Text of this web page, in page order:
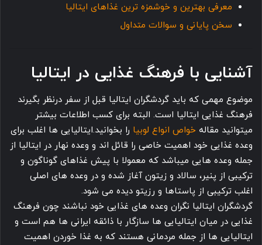
معرفی بهترین و خوشمزه ترین غذاهای ایتالیا
سخن پایانی و سوالات متداول
آشنایی با فرهنگ غذایی در ایتالیا
موضوع مهمی که باید گردشگران ایتالیا قبل از سفر درنظر بگیرند
فرهنگ غذایی ایتالیا است. البته برای کسب اطلاعات بیشتر
میتوانید مقاله خواص انواع لوبیا را بخوانید.ایتالیایی ها اغلب برای
وعده غذایی خود اهمیت خاصی را قائل اند و وعده نهار در ایتالیا از
جمله وعده هایی میباشد که معمولا با پیش غذاهای گوناگون و
ترکیبی از پنیر، سالاد و زیتون آغاز شده و در وعده های اصلی
اغلب ترکیبی از پاستاها و رزیتو دیده می شود.
گردشگران ایتالیا نگران وعده های غذایی خود نباشند چون فرهنگ
غذایی در میان ایتالیایی ها سازگار با ذائقه ایرانی ها هم است و
ایتالیایی ها از جمله مردمانی هستند که به غذا خوردن اهمیت